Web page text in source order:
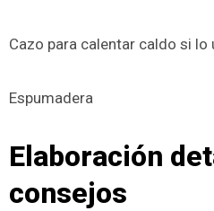
Cazo para calentar caldo si lo
Espumadera
Elaboración
consejos